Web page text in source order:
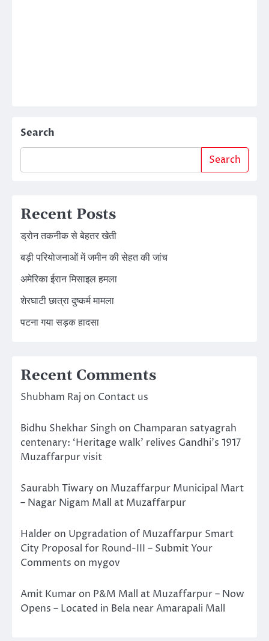
Search
Search
Recent Posts
ड्रोन तकनीक से बेहतर खेती
बड़ी परियोजनाओं में जमीन की सेहत की जांच
अमेरिका ईरान मिसाइल हमला
शेरघाटी छात्रा दुष्कर्म मामला
पटना गया सड़क हादसा
Recent Comments
Shubham Raj on Contact us
Bidhu Shekhar Singh on Champaran satyagrah
centenary: ‘Heritage walk’ relives Gandhi’s 1917
Muzaffarpur visit
Saurabh Tiwary on Muzaffarpur Municipal Mart
– Nagar Nigam Mall at Muzaffarpur
Halder on Upgradation of Muzaffarpur Smart
City Proposal for Round-III – Submit Your
Comments on mygov
Amit Kumar on P&M Mall at Muzaffarpur – Now
Opens – Located in Bela near Amarapali Mall